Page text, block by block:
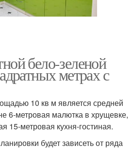
бело-зеленой
метрах с
10 кв м является средней
6-метровая малютка в хрущевке,
15-метровая кухня-гостиная.
будет зависеть от ряда